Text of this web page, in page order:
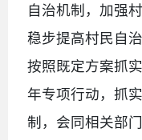
自治机制，加强
稳步提高村民自
按照既定方案抓
年专项行动，抓
制，会同相关部